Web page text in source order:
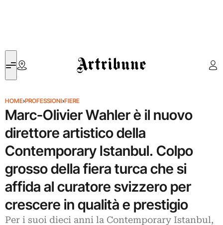
Artribune
HOME›PROFESSIONI›FIERE
Marc-Olivier Wahler è il nuovo
direttore artistico della
Contemporary Istanbul. Colpo
grosso della fiera turca che si
affida al curatore svizzero per
crescere in qualità e prestigio
Per i suoi dieci anni la Contemporary Istanbul,